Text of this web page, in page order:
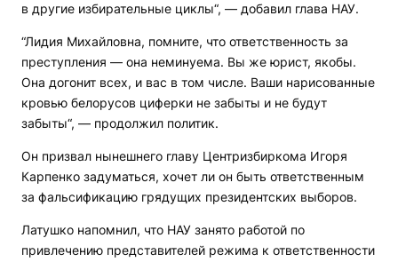
в другие избирательные циклы“, — добавил глава НАУ.
“Лидия Михайловна, помните, что ответственность за
преступления — она неминуема. Вы же юрист, якобы.
Она догонит всех, и вас в том числе. Ваши нарисованные
кровью белорусов циферки не забыты и не будут
забыты“, — продолжил политик.
Он призвал нынешнего главу Центризбиркома Игоря
Карпенко задуматься, хочет ли он быть ответственным
за фальсификацию грядущих президентских выборов.
Латушко напомнил, что НАУ занято работой по
привлечению представителей режима к ответственности